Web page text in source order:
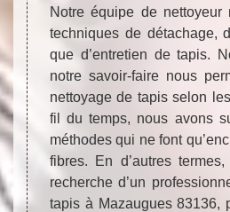
Notre équipe de nettoyeur
techniques de détachage,
que d’entretien de tapis.
notre savoir-faire nous
nettoyage de tapis selon
fil du temps, nous avons
méthodes qui ne font
fibres. En d’autres
recherche d’un
tapis à Mazaugues 83136,